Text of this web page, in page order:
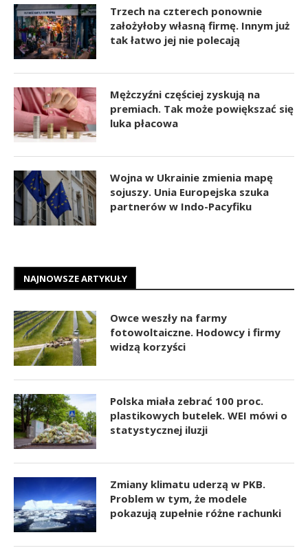
Trzech na czterech ponownie
założyłoby własną firmę. Innym już
tak łatwo jej nie polecają
Mężczyźni częściej zyskują na
premiach. Tak może powiększać się
luka płacowa
Wojna w Ukrainie zmienia mapę
sojuszy. Unia Europejska szuka
partnerów w Indo-Pacyfiku
NAJNOWSZE ARTYKUŁY
Owce weszły na farmy
fotowoltaiczne. Hodowcy i firmy
widzą korzyści
Polska miała zebrać 100 proc.
plastikowych butelek. WEI mówi o
statystycznej iluzji
Zmiany klimatu uderzą w PKB.
Problem w tym, że modele
pokazują zupełnie różne rachunki